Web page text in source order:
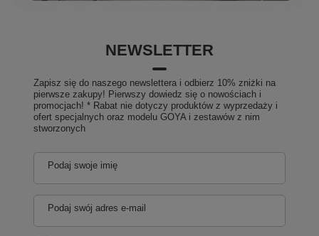
NEWSLETTER
Zapisz się do naszego newslettera i odbierz 10% zniżki na
pierwsze zakupy! Pierwszy dowiedz się o nowościach i
promocjach! * Rabat nie dotyczy produktów z wyprzedaży i
ofert specjalnych oraz modelu GOYA i zestawów z nim
stworzonych
Podaj swoje imię
Podaj swój adres e-mail